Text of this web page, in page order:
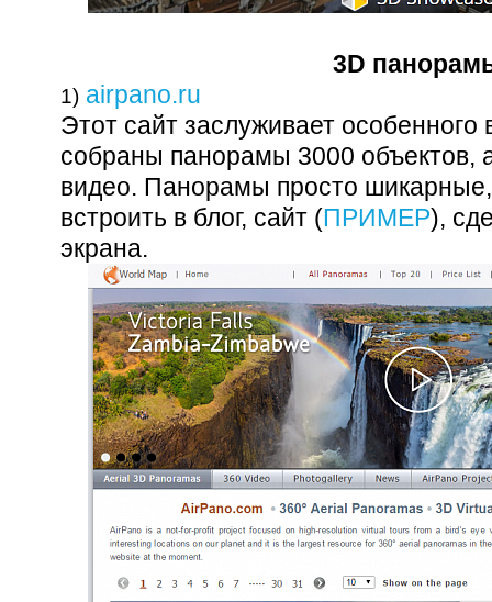
3D
1) airpano.ru
Этот сайт заслуживает
собраны панорамы 3000 объектов,
видео. Панорамы просто
встроить в блог, сайт (ПРИМЕР),
экрана.